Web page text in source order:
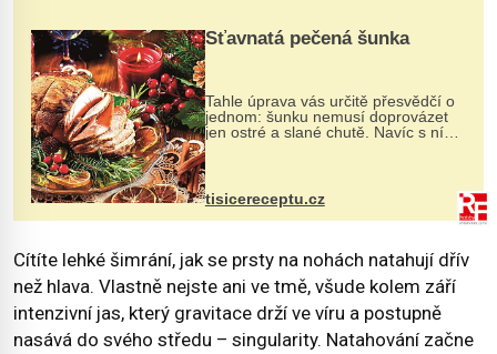
Šťavnatá pečená šunka
Tahle úprava vás určitě přesvědčí o
jednom: šunku nemusí doprovázet
jen ostré a slané chutě. Navíc s ní
nakrmíte poměrně hodně hladových
krků. Ingredience sádlo 3 kg šunky
vcelku 3 stroužky česneku hl...
tisicereceptu.cz
Cítíte lehké šimrání, jak se prsty na nohách natahují dřív
než hlava. Vlastně nejste ani ve tmě, všude kolem září
intenzivní jas, který gravitace drží ve víru a postupně
nasává do svého středu – singularity. Natahování začne